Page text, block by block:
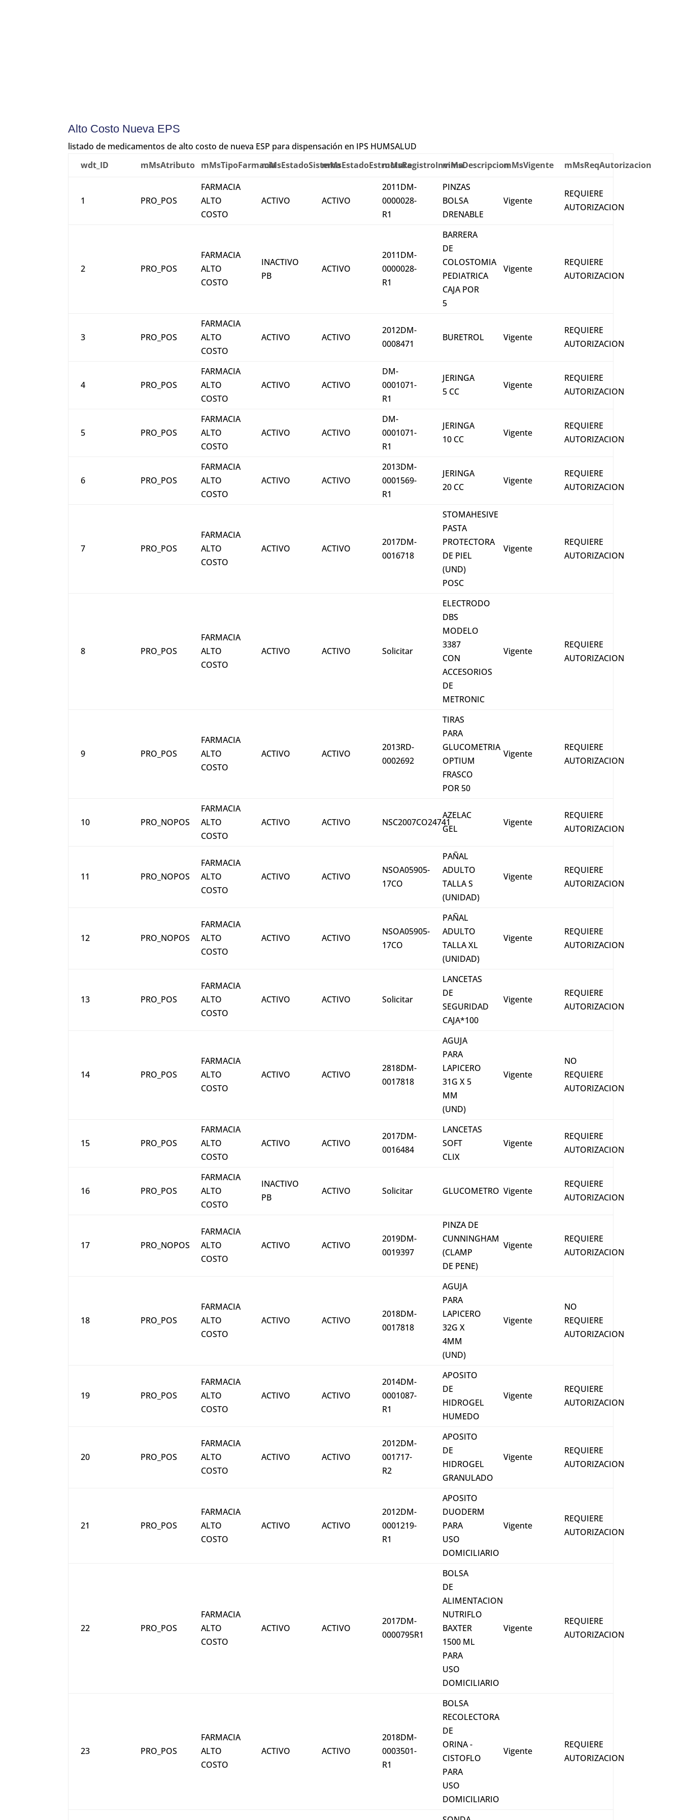
Alto Costo Nueva EPS
listado de medicamentos de alto costo de nueva ESP para dispensación en IPS HUMSALUD
wdt_ID
mMsAtributo mMsTipoFarmaciamMsEstadoSistemamMsEstadoEstructuramMsRegistroInvimamMsDescripcionmMsVigente mMsReqAutorizacion
1 PRO_POS
FARMACIA
ALTO
COSTO
ACTIVO ACTIVO
2011DM-
0000028-
R1
PINZAS
BOLSA
DRENABLE
Vigente
REQUIERE
AUTORIZACION
2 PRO_POS
FARMACIA
ALTO
COSTO
INACTIVO
PB
ACTIVO
2011DM-
0000028-
R1
BARRERA
DE
COLOSTOMIA
PEDIATRICA
CAJA POR
5
Vigente
REQUIERE
AUTORIZACION
3 PRO_POS
FARMACIA
ALTO
COSTO
ACTIVO ACTIVO
2012DM-
0008471
BURETROL Vigente
REQUIERE
AUTORIZACION
4 PRO_POS
FARMACIA
ALTO
COSTO
ACTIVO ACTIVO
DM-
0001071-
R1
JERINGA
5 CC
Vigente
REQUIERE
AUTORIZACION
5 PRO_POS
FARMACIA
ALTO
COSTO
ACTIVO ACTIVO
DM-
0001071-
R1
JERINGA
10 CC
Vigente
REQUIERE
AUTORIZACION
6 PRO_POS
FARMACIA
ALTO
COSTO
ACTIVO ACTIVO
2013DM-
0001569-
R1
JERINGA
20 CC
Vigente
REQUIERE
AUTORIZACION
7 PRO_POS
FARMACIA
ALTO
COSTO
ACTIVO ACTIVO
2017DM-
0016718
STOMAHESIVE
PASTA
PROTECTORA
DE PIEL
(UND)
POSC
Vigente
REQUIERE
AUTORIZACION
8 PRO_POS
FARMACIA
ALTO
COSTO
ACTIVO ACTIVO Solicitar
ELECTRODO
DBS
MODELO
3387
CON
ACCESORIOS
DE
METRONIC
Vigente
REQUIERE
AUTORIZACION
9 PRO_POS
FARMACIA
ALTO
COSTO
ACTIVO ACTIVO
2013RD-
0002692
TIRAS
PARA
GLUCOMETRIA
OPTIUM
FRASCO
POR 50
Vigente
REQUIERE
AUTORIZACION
10 PRO_NOPOS
FARMACIA
ALTO
COSTO
ACTIVO ACTIVO NSC2007CO24741
AZELAC
GEL
Vigente
REQUIERE
AUTORIZACION
11 PRO_NOPOS
FARMACIA
ALTO
COSTO
ACTIVO ACTIVO
NSOA05905-
17CO
PAÑAL
ADULTO
TALLA S
(UNIDAD)
Vigente
REQUIERE
AUTORIZACION
12 PRO_NOPOS
FARMACIA
ALTO
COSTO
ACTIVO ACTIVO
NSOA05905-
17CO
PAÑAL
ADULTO
TALLA XL
(UNIDAD)
Vigente
REQUIERE
AUTORIZACION
13 PRO_POS
FARMACIA
ALTO
COSTO
ACTIVO ACTIVO Solicitar
LANCETAS
DE
SEGURIDAD
CAJA*100
Vigente
REQUIERE
AUTORIZACION
14 PRO_POS
FARMACIA
ALTO
COSTO
ACTIVO ACTIVO
2818DM-
0017818
AGUJA
PARA
LAPICERO
31G X 5
MM
(UND)
Vigente
NO
REQUIERE
AUTORIZACION
15 PRO_POS
FARMACIA
ALTO
COSTO
ACTIVO ACTIVO
2017DM-
0016484
LANCETAS
SOFT
CLIX
Vigente
REQUIERE
AUTORIZACION
16 PRO_POS
FARMACIA
ALTO
COSTO
INACTIVO
PB
ACTIVO Solicitar GLUCOMETRO Vigente
REQUIERE
AUTORIZACION
17 PRO_NOPOS
FARMACIA
ALTO
COSTO
ACTIVO ACTIVO
2019DM-
0019397
PINZA DE
CUNNINGHAM
(CLAMP
DE PENE)
Vigente
REQUIERE
AUTORIZACION
18 PRO_POS
FARMACIA
ALTO
COSTO
ACTIVO ACTIVO
2018DM-
0017818
AGUJA
PARA
LAPICERO
32G X
4MM
(UND)
Vigente
NO
REQUIERE
AUTORIZACION
19 PRO_POS
FARMACIA
ALTO
COSTO
ACTIVO ACTIVO
2014DM-
0001087-
R1
APOSITO
DE
HIDROGEL
HUMEDO
Vigente
REQUIERE
AUTORIZACION
20 PRO_POS
FARMACIA
ALTO
COSTO
ACTIVO ACTIVO
2012DM-
001717-
R2
APOSITO
DE
HIDROGEL
GRANULADO
Vigente
REQUIERE
AUTORIZACION
21 PRO_POS
FARMACIA
ALTO
COSTO
ACTIVO ACTIVO
2012DM-
0001219-
R1
APOSITO
DUODERM
PARA
USO
DOMICILIARIO
Vigente
REQUIERE
AUTORIZACION
22 PRO_POS
FARMACIA
ALTO
COSTO
ACTIVO ACTIVO
2017DM-
0000795R1
BOLSA
DE
ALIMENTACION
NUTRIFLO
BAXTER
1500 ML
PARA
USO
DOMICILIARIO
Vigente
REQUIERE
AUTORIZACION
23 PRO_POS
FARMACIA
ALTO
COSTO
ACTIVO ACTIVO
2018DM-
0003501-
R1
BOLSA
RECOLECTORA
DE
ORINA -
CISTOFLO
PARA
USO
DOMICILIARIO
Vigente
REQUIERE
AUTORIZACION